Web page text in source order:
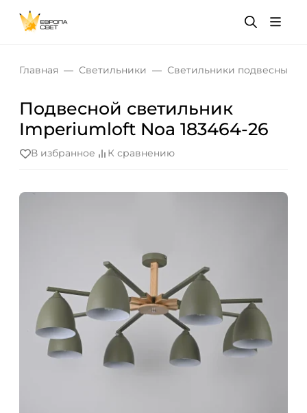
Главная Светильники Светильники подвесные
Подвесной светильник
Imperiumloft Noa 183464-26
В избранное К сравнению